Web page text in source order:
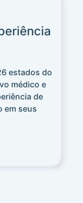
estados do
médico e
de
em seus